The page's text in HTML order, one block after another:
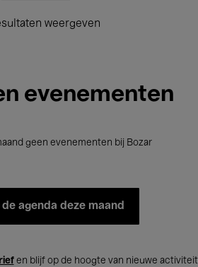
weergeven
evenementen
geen evenementen bij Bozar
de agenda deze maand
en blijf op de hoogte van nieuwe